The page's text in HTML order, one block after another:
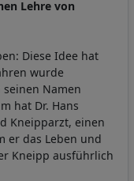
Lehre von
Diese Idee hat
wurde
Namen
hat Dr. Hans
Kneipparzt, einen
er das Leben und
Kneipp ausführlich